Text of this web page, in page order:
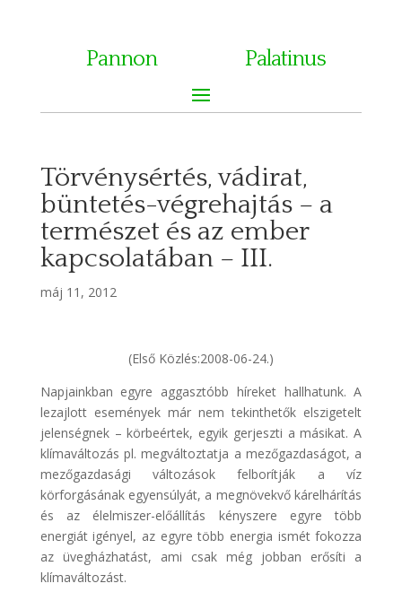
Pannon Palatinus
Törvénysértés, vádirat,
büntetés-végrehajtás – a
természet és az ember
kapcsolatában – III.
máj 11, 2012
(Első Közlés:2008-06-24.)
Napjainkban egyre aggasztóbb híreket hallhatunk. A
lezajlott események már nem tekinthetők elszigetelt
jelenségnek – körbeértek, egyik gerjeszti a másikat. A
klímaváltozás pl. megváltoztatja a mezőgazdaságot, a
mezőgazdasági változások felborítják a víz
körforgásának egyensúlyát, a megnövekvő kárelhárítás
és az élelmiszer-előállítás kényszere egyre több
energiát igényel, az egyre több energia ismét fokozza
az üvegházhatást, ami csak még jobban erősíti a
klímaváltozást.